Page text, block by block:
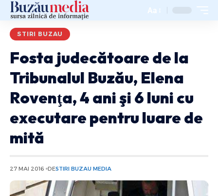
Aa
STIRI BUZAU
Fosta judecătoare de la
Tribunalul Buzău, Elena
Rovenţa, 4 ani şi 6 luni cu
executare pentru luare de
mită
27 MAI 2016 DESTIRI BUZAU MEDIA